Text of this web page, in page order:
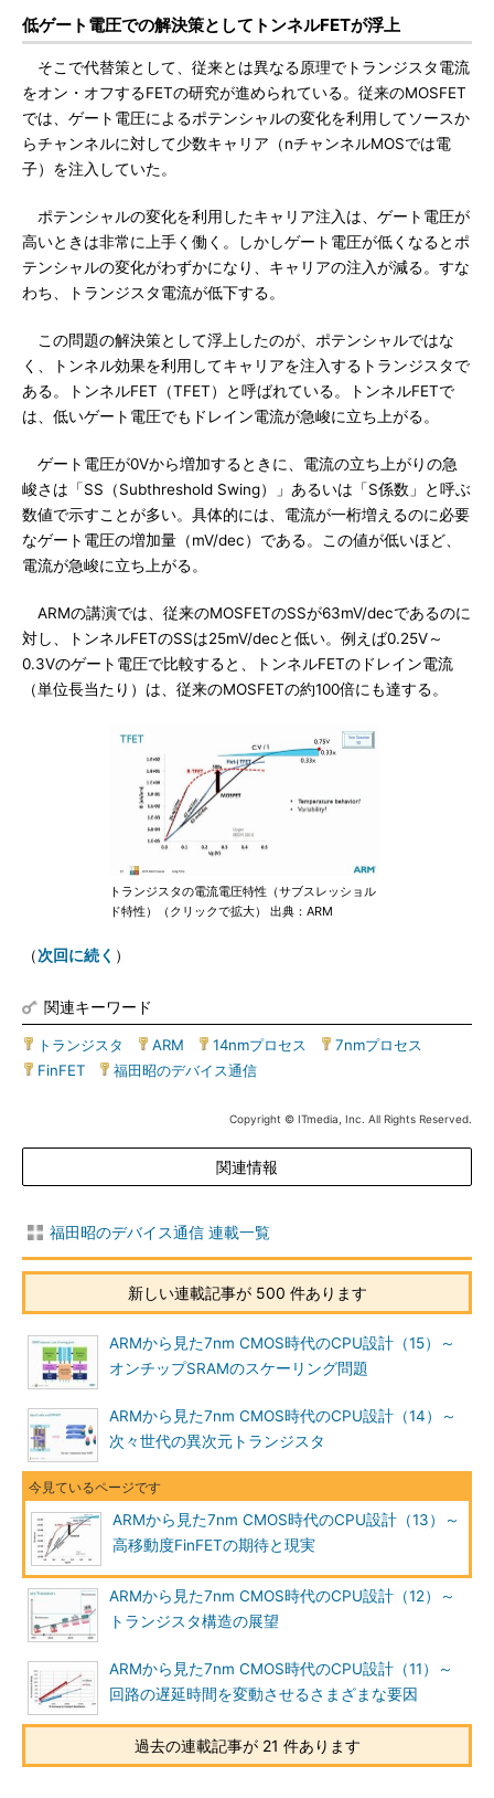
低ゲート電圧での解決策としてトンネルFETが浮上
そこで代替策として、従来とは異なる原理でトランジスタ電流
をオン・オフするFETの研究が進められている。従来のMOSFET
では、ゲート電圧によるポテンシャルの変化を利用してソースか
らチャンネルに対して少数キャリア（nチャンネルMOSでは電
子）を注入していた。
ポテンシャルの変化を利用したキャリア注入は、ゲート電圧が
高いときは非常に上手く働く。しかしゲート電圧が低くなるとポ
テンシャルの変化がわずかになり、キャリアの注入が減る。すな
わち、トランジスタ電流が低下する。
この問題の解決策として浮上したのが、ポテンシャルではな
く、トンネル効果を利用してキャリアを注入するトランジスタで
ある。トンネルFET（TFET）と呼ばれている。トンネルFETで
は、低いゲート電圧でもドレイン電流が急峻に立ち上がる。
ゲート電圧が0Vから増加するときに、電流の立ち上がりの急
峻さは「SS（Subthreshold Swing）」あるいは「S係数」と呼ぶ
数値で示すことが多い。具体的には、電流が一桁増えるのに必要
なゲート電圧の増加量（mV/dec）である。この値が低いほど、
電流が急峻に立ち上がる。
ARMの講演では、従来のMOSFETのSSが63mV/decであるのに
対し、トンネルFETのSSは25mV/decと低い。例えば0.25V～
0.3Vのゲート電圧で比較すると、トンネルFETのドレイン電流
（単位長当たり）は、従来のMOSFETの約100倍にも達する。
トランジスタの電流電圧特性（サブスレッショル
ド特性）（クリックで拡大） 出典：ARM
（次回に続く ）
関連キーワード
トランジスタ ARM 14nmプロセス 7nmプロセス
FinFET
福田昭のデバイス通信
Copyright © ITmedia, Inc. All Rights Reserved.
関連情報
福田昭のデバイス通信 連載一覧
新しい連載記事が 500 件あります
ARMから見た7nm CMOS時代のCPU設計（15）～
オンチップSRAMのスケーリング問題
ARMから見た7nm CMOS時代のCPU設計（14）～
次々世代の異次元トランジスタ
ARMから見た7nm CMOS時代のCPU設計（13）～
高移動度FinFETの期待と現実
ARMから見た7nm CMOS時代のCPU設計（12）～
トランジスタ構造の展望
ARMから見た7nm CMOS時代のCPU設計（11）～
回路の遅延時間を変動させるさまざまな要因
過去の連載記事が 21 件あります